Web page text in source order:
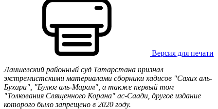
Версия для печати
Лаишевский районный суд Татарстана признал
экстремистскими материалами сборники хадисов "Сахих аль-
Бухари", "Булюг аль-Марам", а также первый том
"Толкования Священного Корана" ас-Саади, другое издание
которого было запрещено в 2020 году.